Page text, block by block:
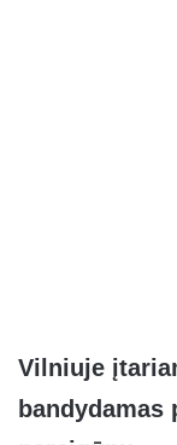
Vilniuje